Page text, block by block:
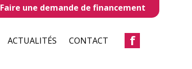
ACTUALITÉS CONTACT f
Faire une demande de financement